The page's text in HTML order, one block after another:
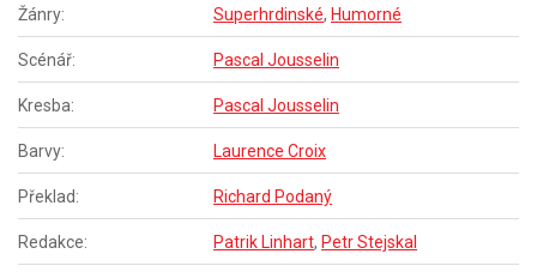
Žánry: Superhrdinské, Humorné
Scénář: Pascal Jousselin
Kresba: Pascal Jousselin
Barvy: Laurence Croix
Překlad: Richard Podaný
Redakce: Patrik Linhart, Petr Stejskal